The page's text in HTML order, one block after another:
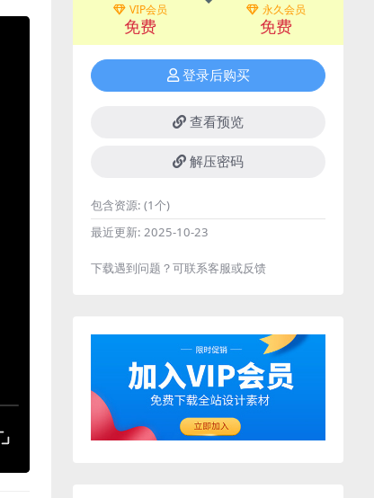
VIP会员
免费
永久会员
免费
登录后购买
查看预览
解压密码
包含资源: (1个)
最近更新: 2025-10-23
下载遇到问题？可联系客服或反馈